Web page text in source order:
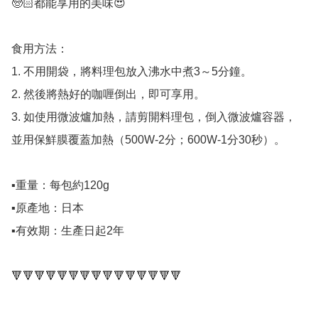
🧓🏻都能享用的美味😍
食用方法：
1. 不用開袋，將料理包放入沸水中煮3～5分鐘。
2. 然後將熱好的咖喱倒出，即可享用。
3. 如使用微波爐加熱，請剪開料理包，倒入微波爐容器，
並用保鮮膜覆蓋加熱（500W-2分；600W-1分30秒）。
▪️重量：每包約120g
▪️原產地：日本
▪️有效期：生產日起2年
🔻🔻🔻🔻🔻🔻🔻🔻🔻🔻🔻🔻🔻🔻🔻